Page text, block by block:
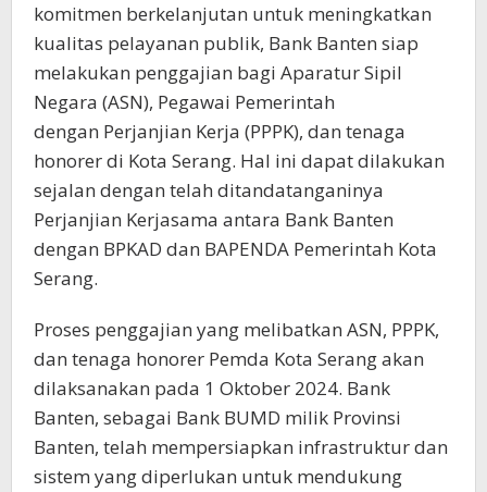
komitmen berkelanjutan untuk meningkatkan
kualitas pelayanan publik, Bank Banten siap
melakukan penggajian bagi Aparatur Sipil
Negara (ASN), Pegawai Pemerintah
dengan Perjanjian Kerja (PPPK), dan tenaga
honorer di Kota Serang. Hal ini dapat dilakukan
sejalan dengan telah ditandatanganinya
Perjanjian Kerjasama antara Bank Banten
dengan BPKAD dan BAPENDA Pemerintah Kota
Serang.
Proses penggajian yang melibatkan ASN, PPPK,
dan tenaga honorer Pemda Kota Serang akan
dilaksanakan pada 1 Oktober 2024. Bank
Banten, sebagai Bank BUMD milik Provinsi
Banten, telah mempersiapkan infrastruktur dan
sistem yang diperlukan untuk mendukung